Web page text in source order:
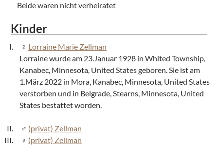
Beide waren nicht verheiratet
Kinder
Lorraine Marie Zellman
Lorraine wurde am 23.Januar 1928 in Whited Township,
Kanabec, Minnesota, United States geboren. Sie ist am
1.März 2022 in Mora, Kanabec, Minnesota, United States
verstorben und in Belgrade, Stearns, Minnesota, United
States bestattet worden.
(privat) Zellman
(privat) Zellman